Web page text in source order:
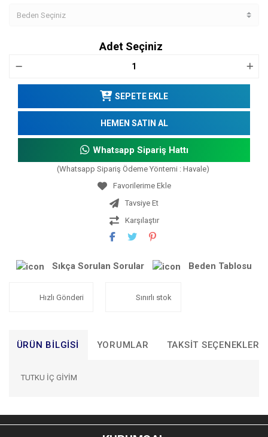
Adet Seçiniz
SEPETE EKLE
HEMEN SATIN AL
Whatsapp Sipariş Hattı
(Whatsapp Sipariş Ödeme Yöntemi : Havale)
Tavsiye Et
Karşılaştır
Sıkça Sorulan Sorular Beden Tablosu
Hızlı Gönderi Sınırlı stok
ÜRÜN BILGISI YORUMLAR TAKSIT SEÇENEKLERI
TUTKU İÇ GİYİM
Bu ürünün fiyat bilgisi, resim, ürün açıklamalarında ve diğer
konularda yetersiz gördüğünüz noktaları öneri formunu